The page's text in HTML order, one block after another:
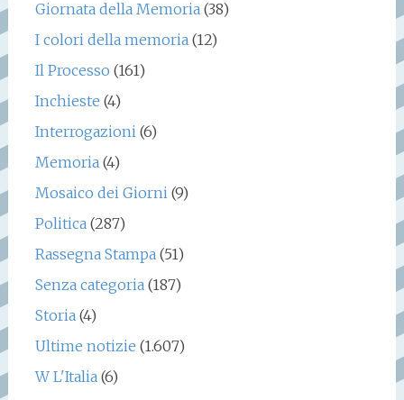
Giornata della Memoria(38)
I colori della memoria(12)
Il Processo (161)
Inchieste (4)
Interrogazioni(6)
Memoria(4)
Mosaico dei Giorni(9)
Politica(287)
Rassegna Stampa(51)
Senza categoria(187)
Storia(4)
Ultime notizie (1.607)
W L'Italia(6)